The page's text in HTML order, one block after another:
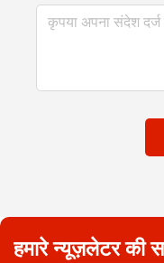
हमारे न्यूज़लेटर की